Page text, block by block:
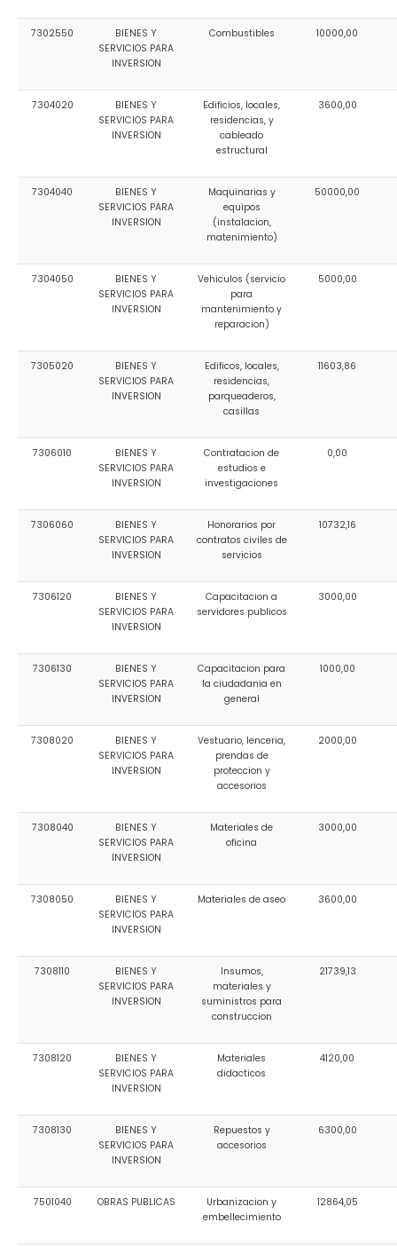
7302550
BIENES Y
SERVICIOS PARA
INVERSION
Combustibles 10000,00
7304020
BIENES Y
SERVICIOS PARA
INVERSION
Edificios, locales,
residencias, y
cableado
estructural
3600,00
7304040
BIENES Y
SERVICIOS PARA
INVERSION
Maquinarias y
equipos
(instalacion,
matenimiento)
50000,00
7304050
BIENES Y
SERVICIOS PARA
INVERSION
Vehiculos (servicio
para
mantenimiento y
reparacion)
5000,00
7305020
BIENES Y
SERVICIOS PARA
INVERSION
Edificos, locales,
residencias,
parqueaderos,
casillas
11603,86
7306010
BIENES Y
SERVICIOS PARA
INVERSION
Contratacion de
estudios e
investigaciones
0,00
7306060
BIENES Y
SERVICIOS PARA
INVERSION
Honorarios por
contratos civiles de
servicios
10732,16
7306120
BIENES Y
SERVICIOS PARA
INVERSION
Capacitacion a
servidores publicos
3000,00
7306130
BIENES Y
SERVICIOS PARA
INVERSION
Capacitacion para
la ciudadania en
general
1000,00
7308020
BIENES Y
SERVICIOS PARA
INVERSION
Vestuario, lenceria,
prendas de
proteccion y
accesorios
2000,00
7308040
BIENES Y
SERVICIOS PARA
INVERSION
Materiales de
oficina
3000,00
7308050
BIENES Y
SERVICIOS PARA
INVERSION
Materiales de aseo 3600,00
7308110
BIENES Y
SERVICIOS PARA
INVERSION
Insumos,
materiales y
suministros para
construccion
21739,13
7308120
BIENES Y
SERVICIOS PARA
INVERSION
Materiales
didacticos
4120,00
7308130
BIENES Y
SERVICIOS PARA
INVERSION
Repuestos y
accesorios
6300,00
7501040 OBRAS PUBLICAS
Urbanizacion y
embellecimiento
12864,05